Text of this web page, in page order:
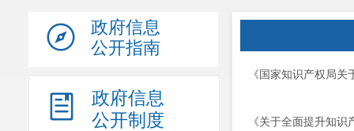
政府信息
公开指南
政府信息
公开制度
《国家知识产权局
《关于全面提升知